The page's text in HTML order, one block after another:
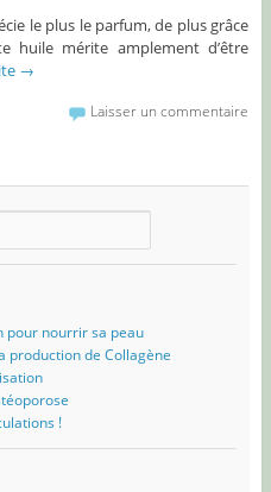
le plus le parfum, de plus grâce
huile mérite amplement d’être
→
Laisser un commentaire
pour nourrir sa peau
production de Collagène
!